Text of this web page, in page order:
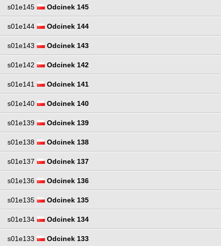
s01e145 Odcinek 145
s01e144 Odcinek 144
s01e143 Odcinek 143
s01e142 Odcinek 142
s01e141 Odcinek 141
s01e140 Odcinek 140
s01e139 Odcinek 139
s01e138 Odcinek 138
s01e137 Odcinek 137
s01e136 Odcinek 136
s01e135 Odcinek 135
s01e134 Odcinek 134
s01e133 Odcinek 133